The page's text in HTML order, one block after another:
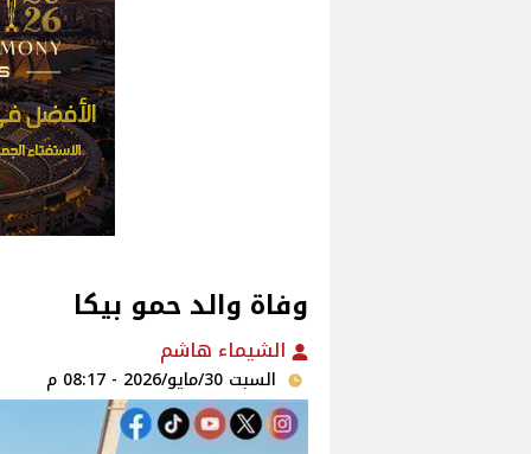
وفاة والد حمو بيكا
الشيماء هاشم
السبت 30/مايو/2026 - 08:17 م